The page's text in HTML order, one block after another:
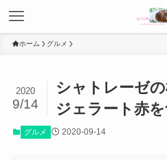
ホーム グルメ
シャトレーゼ
ジェラート赤
2020
9/14
グルメ 2020-09-14